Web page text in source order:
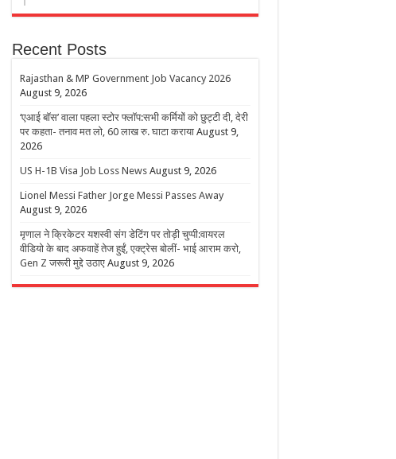
Recent Posts
Rajasthan & MP Government Job Vacancy 2026
August 9, 2026
‘एआई बॉस’ वाला पहला स्टोर फ्लॉप:सभी कर्मियों को छुट्टी दी, देरी
पर कहता- तनाव मत लो, 60 लाख रु. घाटा कराया August 9,
2026
US H-1B Visa Job Loss News August 9, 2026
Lionel Messi Father Jorge Messi Passes Away
August 9, 2026
मृणाल ने क्रिकेटर यशस्वी संग डेटिंग पर तोड़ी चुप्पी:वायरल
वीडियो के बाद अफवाहें तेज हुईं, एक्ट्रेस बोलीं- भाई आराम करो,
Gen Z जरूरी मुद्दे उठाए August 9, 2026